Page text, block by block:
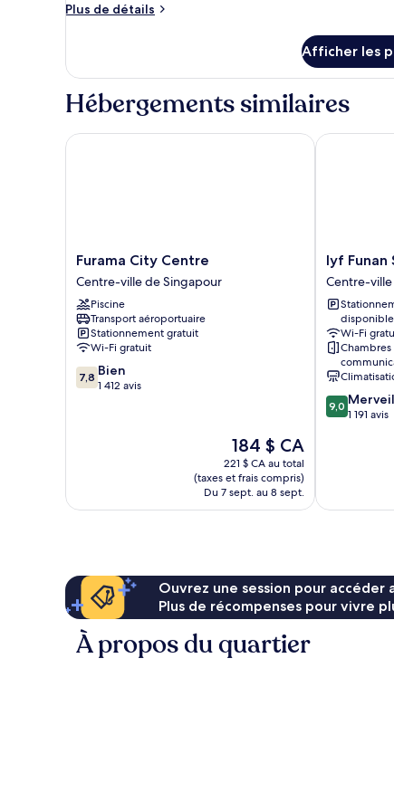
Privilege,
lits
jumeaux
Plus de détails
Plus
Privilege,
Chambre,
2
jumeaux
Afficher les
Hébergements similaires
Furama
City
Centre
Centre-
ville
de
Singapour
Furama City Centre
Centre-ville de Singapour
Piscine
Transport aéroportuaire
Stationnement gratuit
Wi-Fi gratuit
7.8
sur
7,8 Bien
1 412 avis
Le
prix
est
de
184 $ CA
184 $ CA
221 $ CA au total
(taxes et frais compris)
Du 7 sept. au 8 sept.
Furama City Centre
lyf
Funan
Singapore
Centre-
ville
de
Singapour
lyf Funan
Centre-
disponible
Wi-Fi
Chambres
9.0
sur
9,0
1 191 avis
lyf Funan
Ouvrez une session pour accéder
Plus de récompenses pour vivre
À propos du quartier